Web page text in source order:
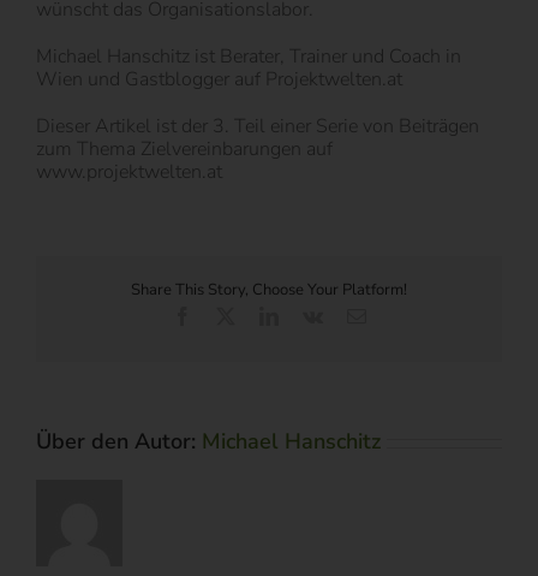
wünscht das Organisationslabor.
Michael Hanschitz ist Berater, Trainer und Coach in
Wien und Gastblogger auf Projektwelten.at
Dieser Artikel ist der 3. Teil einer Serie von Beiträgen
zum Thema Zielvereinbarungen auf
www.projektwelten.at
Share This Story, Choose Your Platform!
Über den Autor: Michael Hanschitz